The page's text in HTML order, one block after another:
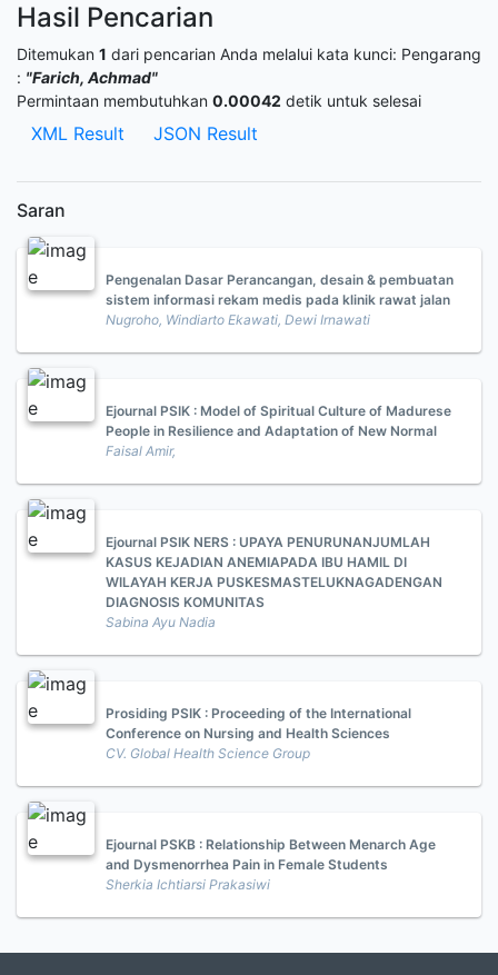
Hasil Pencarian
Ditemukan 1 dari pencarian Anda melalui kata kunci: Pengarang
: "Farich, Achmad"
Permintaan membutuhkan 0.00042 detik untuk selesai
XML Result JSON Result
Saran
Pengenalan Dasar Perancangan, desain & pembuatan
sistem informasi rekam medis pada klinik rawat jalan
Nugroho, Windiarto Ekawati, Dewi Irnawati
Ejournal PSIK : Model of Spiritual Culture of Madurese
People in Resilience and Adaptation of New Normal
Faisal Amir,
Ejournal PSIK NERS : UPAYA PENURUNANJUMLAH
KASUS KEJADIAN ANEMIAPADA IBU HAMIL DI
WILAYAH KERJA PUSKESMASTELUKNAGADENGAN
DIAGNOSIS KOMUNITAS
Sabina Ayu Nadia
Prosiding PSIK : Proceeding of the International
Conference on Nursing and Health Sciences
CV. Global Health Science Group
Ejournal PSKB : Relationship Between Menarch Age
and Dysmenorrhea Pain in Female Students
Sherkia Ichtiarsi Prakasiwi